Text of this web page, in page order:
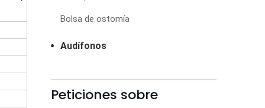
Bolsa de ostomía
Audífonos
Peticiones sobre